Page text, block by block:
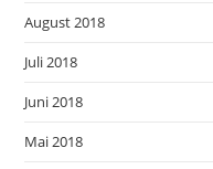
August 2018
Juli 2018
Juni 2018
Mai 2018